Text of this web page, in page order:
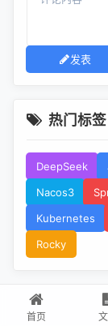
首页
发表
热门标签
DeepSeek
Nacos3
Kubernetes
Rocky